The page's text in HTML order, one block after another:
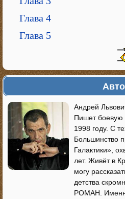
Глава 4
Глава 5
Андрей
Пишет боевую
1998 году. С
Большинство
Галактики»,
лет. Живёт в
могу
детства
РОМАН.